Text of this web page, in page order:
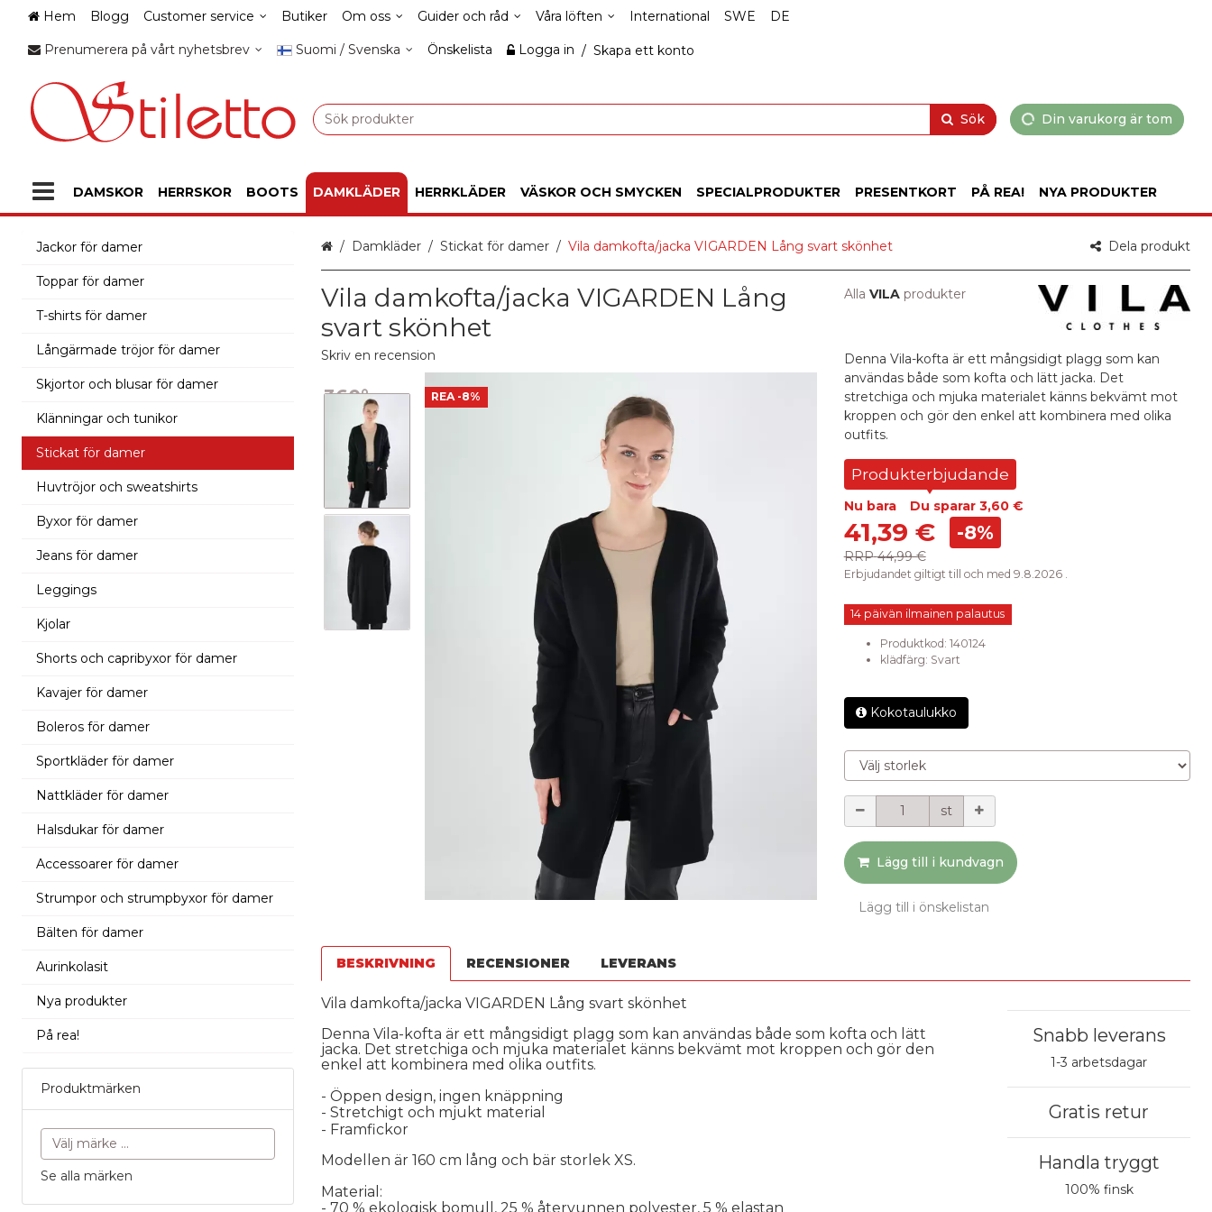
Hem Blogg Customer service Butiker Om oss Guider och råd Våra löften International SWE DE
Prenumerera på vårt nyhetsbrev Suomi / Svenska Önskelista Logga in / Skapa ett konto
Sök Din varukorg är tom
DAMSKOR HERRSKOR BOOTS DAMKLÄDER HERRKLÄDER VÄSKOR OCH SMYCKEN SPECIALPRODUKTER PRESENTKORT PÅ REA! NYA PRODUKTER
Jackor för damer
Toppar för damer
T-shirts för damer
Långärmade tröjor för damer
Skjortor och blusar för damer
Klänningar och tunikor
Stickat för damer
Huvtröjor och sweatshirts
Byxor för damer
Jeans för damer
Leggings
Kjolar
Shorts och capribyxor för damer
Kavajer för damer
Boleros för damer
Sportkläder för damer
Nattkläder för damer
Halsdukar för damer
Accessoarer för damer
Strumpor och strumpbyxor för damer
Bälten för damer
Aurinkolasit
Nya produkter
På rea!
Produktmärken
Se alla märken
Dela produkt
HemDamkläder Stickat för damer Vila damkofta/jacka VIGARDEN Lång svart skönhet
Vila damkofta/jacka VIGARDEN Lång
svart skönhet
Skriv en recension
360°
bild
REA -8%
Alla VILAprodukter
Denna Vila-kofta är ett mångsidigt plagg som kan
användas både som kofta och lätt jacka. Det
stretchiga och mjuka materialet känns bekvämt mot
kroppen och gör den enkel att kombinera med olika
outfits.
Produkterbjudande
Nu bara Du sparar 3,60 €
41,39 €
RRP 44,99 €
-8%
Erbjudandet giltigt till och med 9.8.2026 .
14 päivän ilmainen palautus
Produktkod: 140124
klädfärg: Svart
Kokotaulukko
Välj storlek
Mängd
st
Lägg till i kundvagn
Lägg till i önskelistan
BESKRIVNING RECENSIONER LEVERANS
Vila damkofta/jacka VIGARDEN Lång svart skönhet
Denna Vila-kofta är ett mångsidigt plagg som kan användas både som kofta och lätt
jacka. Det stretchiga och mjuka materialet känns bekvämt mot kroppen och gör den
enkel att kombinera med olika outfits.
- Öppen design, ingen knäppning
- Stretchigt och mjukt material
- Framfickor
Modellen är 160 cm lång och bär storlek XS.
Material:
- 70 % ekologisk bomull, 25 % återvunnen polyester, 5 % elastan
Snabb leverans
1-3 arbetsdagar
Gratis retur
Handla tryggt
100% finsk